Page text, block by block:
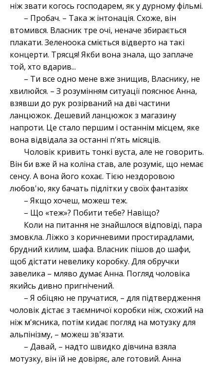
ніж звати когось господарем, як у дурному фільмі.
– Пробач. – Така ж інтонація. Схоже, він
втомився. Власник тре очі, неначе збирається
плакати. Зеленоока сміється відверто на такі
концерти. Трясця! Якби вона знала, що заплаче
той, хто вдарив...
– Ти все одно мене вже знищив, Власнику, не
хвилюйся. – З розумінням ситуації пояснює Анна,
взявши до рук розірваний на дві частини
ланцюжок. Дешевий ланцюжок з магазину
напроти. Це стало першим і останнім місцем, яке
вона відвідала за останні п'ять місяців.
Чоловік кривить тонкі вуста, але не говорить.
Він би вже й на коліна став, але розуміє, що немає
сенсу. А вона його кохає. Тією нездоровою
любов'ю, яку бачать підлітки у своїх фантазіях
– Якщо хочеш, можеш теж.
– Що «теж»? Побити тебе? Навіщо?
Коли на питання не знайшлося відповіді, пара
змовкла. Ліжко з коричневими простирадлами,
брудний килим, шафа. Власник пішов до шафи,
щоб дістати невелику коробку. Для обручки
завелика – мляво думає Анна. Погляд чоловіка
якийсь дивно пригнічений.
– Я обіцяю не пручатися, – для підтвердження
чоловік дістає з таємничої коробки ніж, схожий на
ніж м'ясника, потім кидає погляд на мотузку для
альпінізму, – можеш зв'язати.
– Давай, – надто швидко дівчина взяла
мотузку, він їй не довіряє, але готовий. Анна